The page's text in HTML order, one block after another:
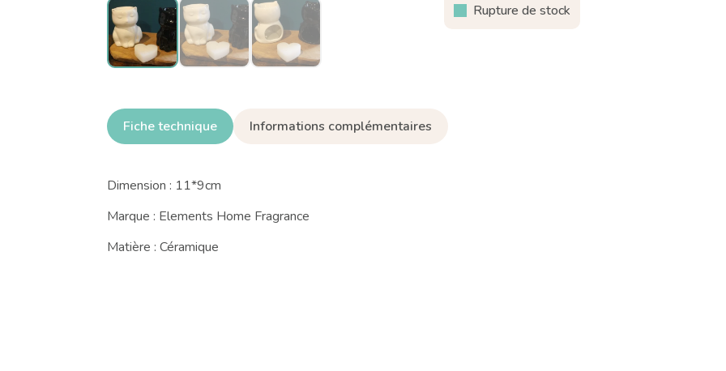
Rupture de stock
Fiche technique Informations complémentaires
Dimension : 11*9cm
Marque : Elements Home Fragrance
Matière : Céramique